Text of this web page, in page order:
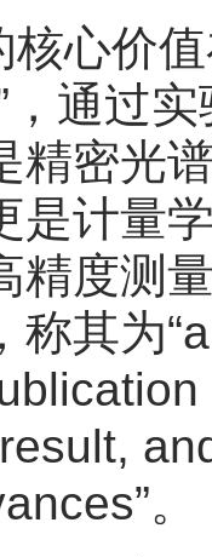
核心价
，通过
精密光
是计量
精度测
称其为
。